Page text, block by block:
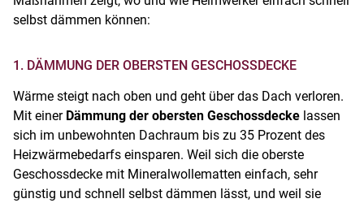
selbst dämmen können:
1. DÄMMUNG DER OBERSTEN GESCHOSSDECKE
Wärme steigt nach oben und geht über das Dach verloren.
Mit einer Dämmung der obersten Geschossdecke lassen
sich im unbewohnten Dachraum bis zu 35 Prozent des
Heizwärmebedarfs einsparen. Weil sich die oberste
Geschossdecke mit Mineralwollematten einfach, sehr
günstig und schnell selbst dämmen lässt, und weil sie